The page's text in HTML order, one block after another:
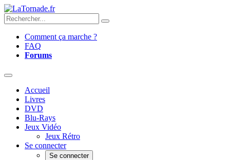
Comment ça marche ?
FAQ
Forums
Accueil
Livres
DVD
Blu-Rays
Jeux Vidéo
Jeux Rétro
Se connecter
Se connecter